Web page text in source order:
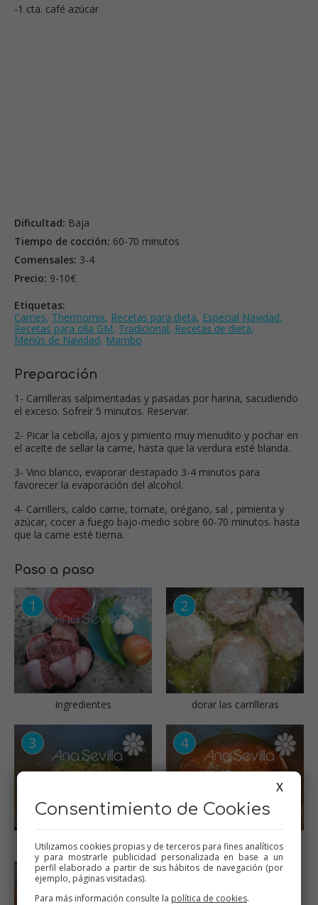
-1 cta. café azúcar
Dificultad: Baja
Tiempo de cocción: 60-70 minutos
Comensales: 3-4
Precio: 9-10€
Etiquetas:
Carnes, Thermomix, Recetas para dieta, Especial Navidad,
Recetas para olla GM, Tradicional, Recetas de dieta,
Menús de Navidad, Mambo
Preparación
1- Carrilleras salpimentadas y pasadas por harina, sacudiendo
el exceso. Sofreír 5 minutos. Reservar.
2- Picar la cebolla, ajos y pimiento muy menudito y pochar en
el aceite de sellar la carne, hasta que la verdura esté blanda.
3- Vino blanco, evaporar destapado 3-4 minutos para
favorecer la evaporación del alcohol.
4- Carrillers, caldo carne, tomate, orégano, sal , pimienta y
azúcar, cocer a fuego bajo-medio sobre 60-70 minutos. hasta
que la carne esté tierna.
Paso a paso
Ingredientes dorar las carrilleras
Sofrito Guisar
X
Consentimiento de Cookies
Utilizamos cookies propias y de terceros para fines analíticos
y para mostrarle publicidad personalizada en base a un
perfil elaborado a partir de sus hábitos de navegación (por
ejemplo, páginas visitadas).
Para más información consulte la política de cookies.